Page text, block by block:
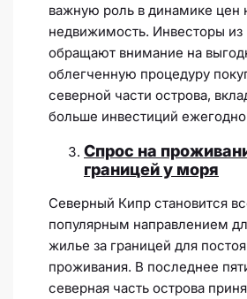
важную роль в динамике цен
недвижимость. Инвесторы из
обращают внимание на
облегченную процедуру
северной части острова,
больше инвестиций
Спрос на
границей у моря
Северный Кипр становится
популярным направлением
жилье за границей для
проживания. В последнее
северная часть острова